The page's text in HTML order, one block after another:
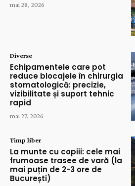
mai 28, 2026
Diverse
Echipamentele care pot
reduce blocajele în chirurgia
stomatologică: precizie,
vizibilitate și suport tehnic
rapid
mai 27, 2026
Timp liber
La munte cu copiii: cele mai
frumoase trasee de vară (la
mai puțin de 2-3 ore de
București)